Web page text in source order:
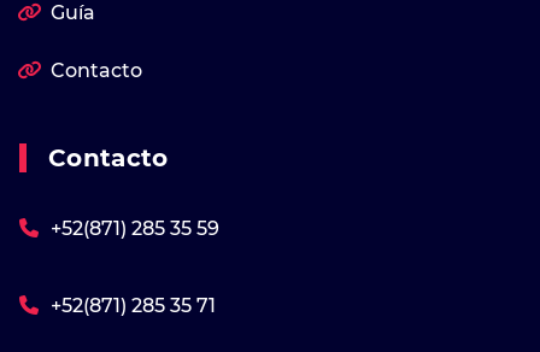
Guía
Contacto
Contacto
+52(871) 285 35 59
+52(871) 285 35 71